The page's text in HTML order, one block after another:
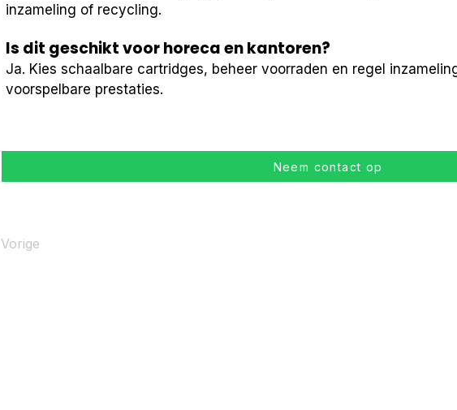
inzameling of recycling.
Is dit geschikt voor horeca en kantoren?
Ja. Kies schaalbare cartridges, beheer voorraden en regel
voorspelbare prestaties.
Neem contact op
Vorige